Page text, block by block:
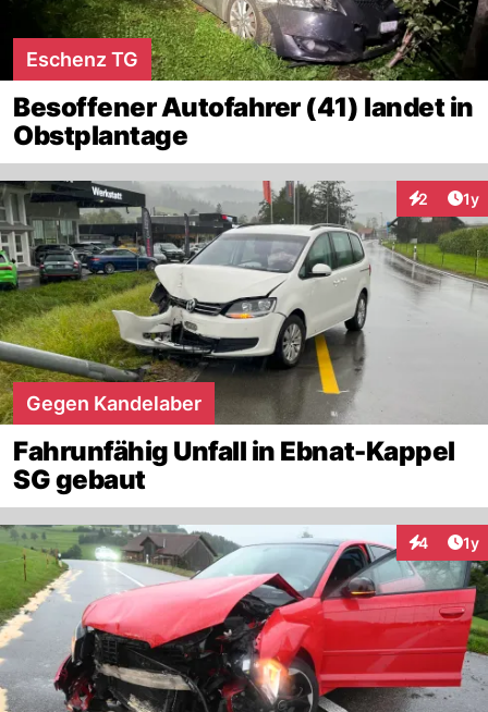
Eschenz TG
Besoffener Autofahrer (41) landet in
Obstplantage
2 1y
Gegen Kandelaber
Fahrunfähig Unfall in Ebnat-Kappel
SG gebaut
4 1y